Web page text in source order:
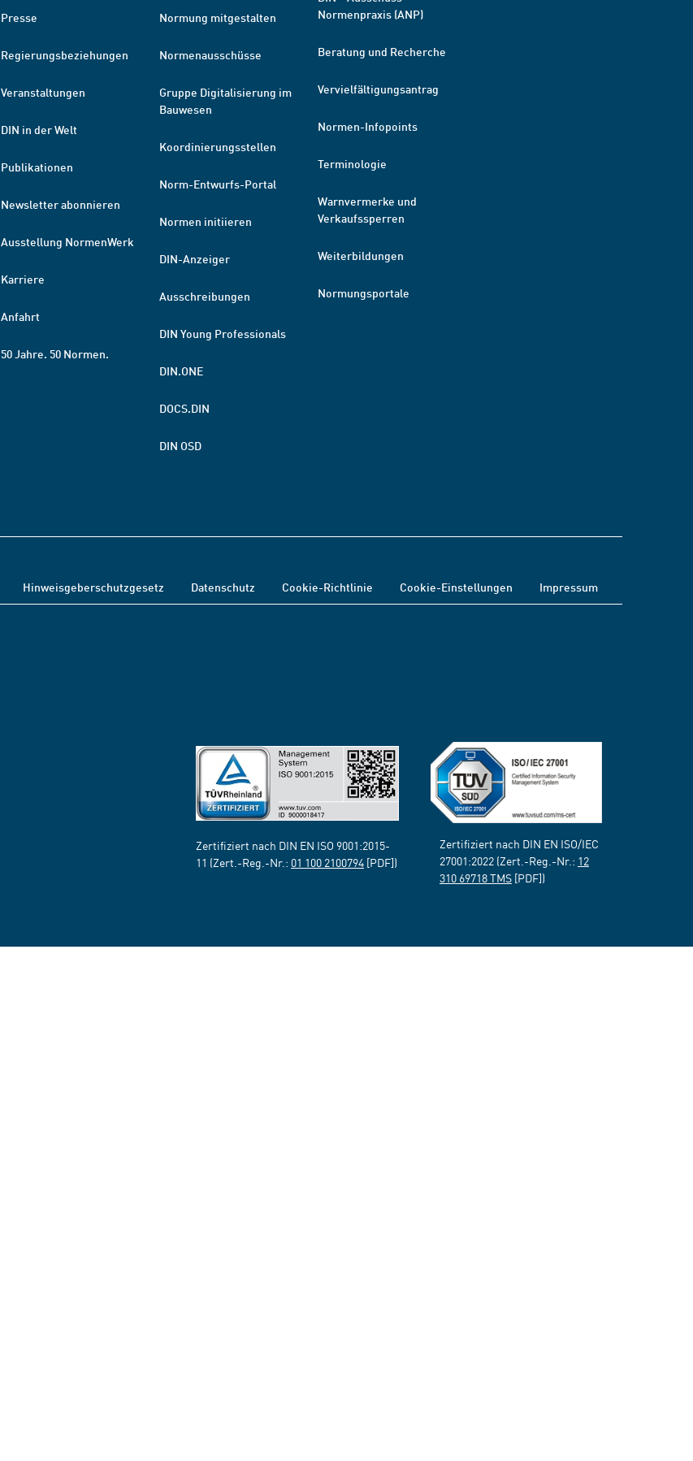
Presse
Regierungsbeziehungen
Veranstaltungen
DIN in der Welt
Publikationen
Newsletter abonnieren
Ausstellung NormenWerk
Karriere
Anfahrt
50 Jahre. 50 Normen.
Normung mitgestalten
Normenausschüsse
Gruppe Digitalisierung im
Bauwesen
Koordinierungsstellen
Norm-Entwurfs-Portal
Normen initiieren
DIN-Anzeiger
Ausschreibungen
DIN Young Professionals
DIN.ONE
DOCS.DIN
DIN OSD
Normenpraxis (ANP)
Beratung und Recherche
Vervielfältigungsantrag
Normen-Infopoints
Terminologie
Warnvermerke und
Verkaufssperren
Weiterbildungen
Normungsportale
Hinweisgeberschutzgesetz Datenschutz Cookie-Richtlinie Cookie-Einstellungen Impressum
Zertifiziert nach DIN EN ISO 9001:2015-
11 (Zert.-Reg.-Nr.: 01 100 2100794 [PDF])
Zertifiziert nach DIN EN ISO/IEC
27001:2022 (Zert.-Reg.-Nr.: 12
310 69718 TMS [PDF])